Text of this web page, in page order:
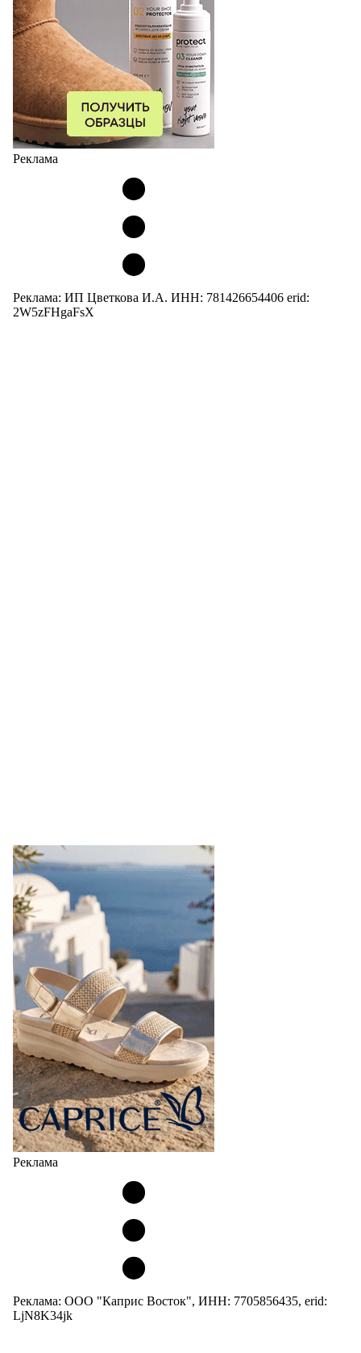
Реклама
Реклама: ИП Цветкова И.А. ИНН: 781426654406 erid:
2W5zFHgaFsX
Реклама
Реклама: ООО "Каприс Восток", ИНН: 7705856435, erid:
LjN8K34jk